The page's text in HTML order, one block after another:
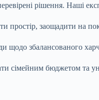
рішення. Наші
простір, заощадити на
щодо збалансованого
сімейним бюджетом та